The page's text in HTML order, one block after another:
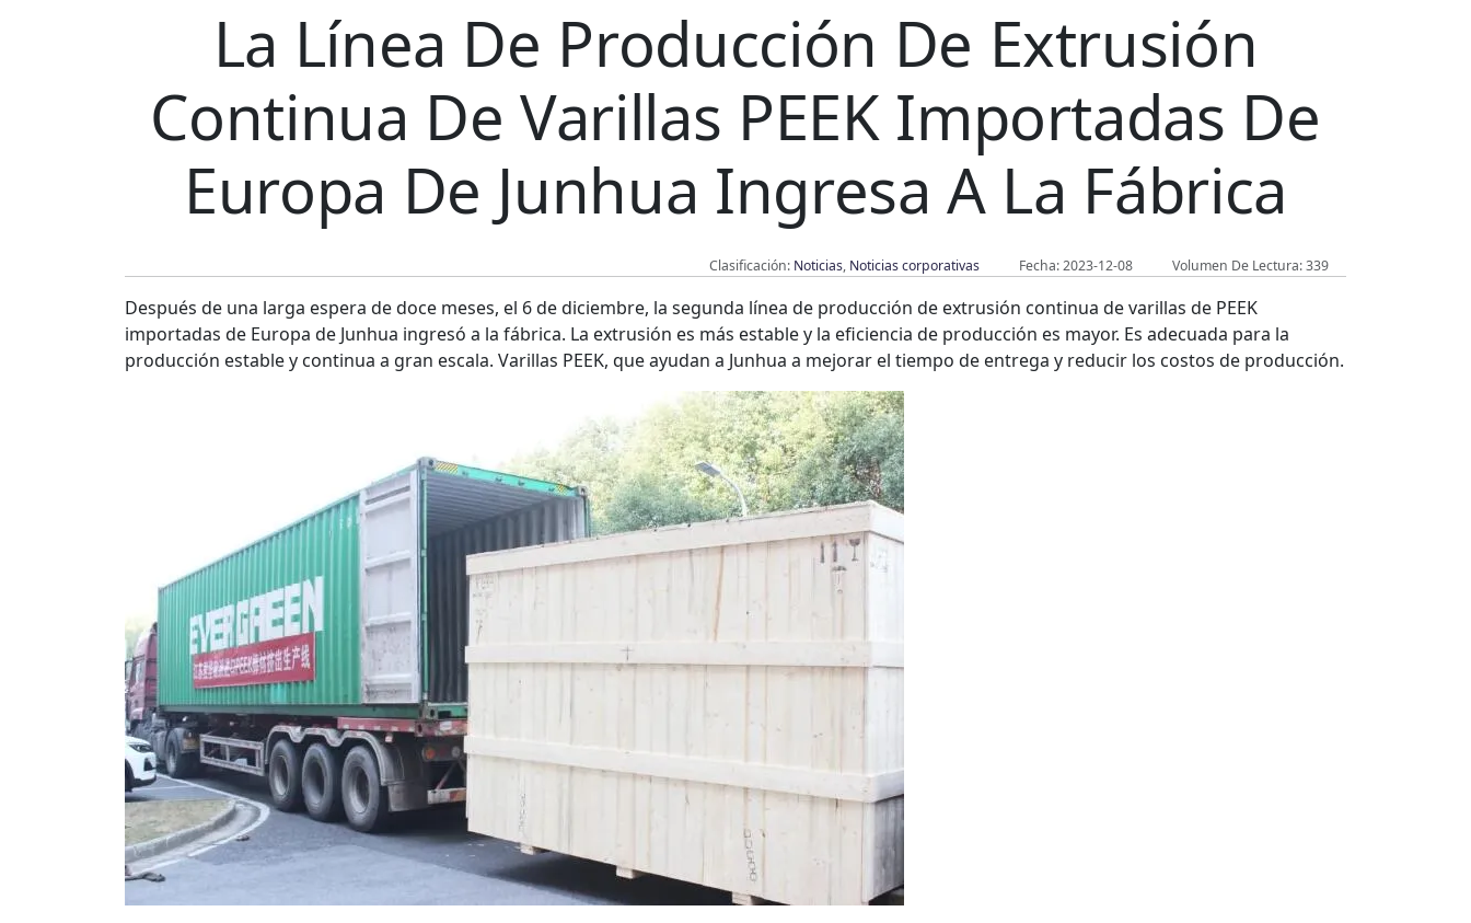
La Línea De Producción De Extrusión
Continua De Varillas PEEK Importadas De
Europa De Junhua Ingresa A La Fábrica
Clasificación: Noticias, Noticias corporativas Fecha: 2023-12-08 Volumen De Lectura: 339
Después de una larga espera de doce meses, el 6 de diciembre, la segunda línea de producción de extrusión continua de varillas de PEEK
importadas de Europa de Junhua ingresó a la fábrica. La extrusión es más estable y la eficiencia de producción es mayor. Es adecuada para la
producción estable y continua a gran escala. Varillas PEEK, que ayudan a Junhua a mejorar el tiempo de entrega y reducir los costos de producción.